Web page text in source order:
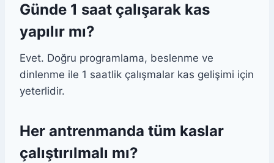
Günde 1 saat çalışarak kas
yapılır mı?
Evet. Doğru programlama, beslenme ve
dinlenme ile 1 saatlik çalışmalar kas gelişimi için
yeterlidir.
Her antrenmanda tüm kaslar
çalıştırılmalı mı?